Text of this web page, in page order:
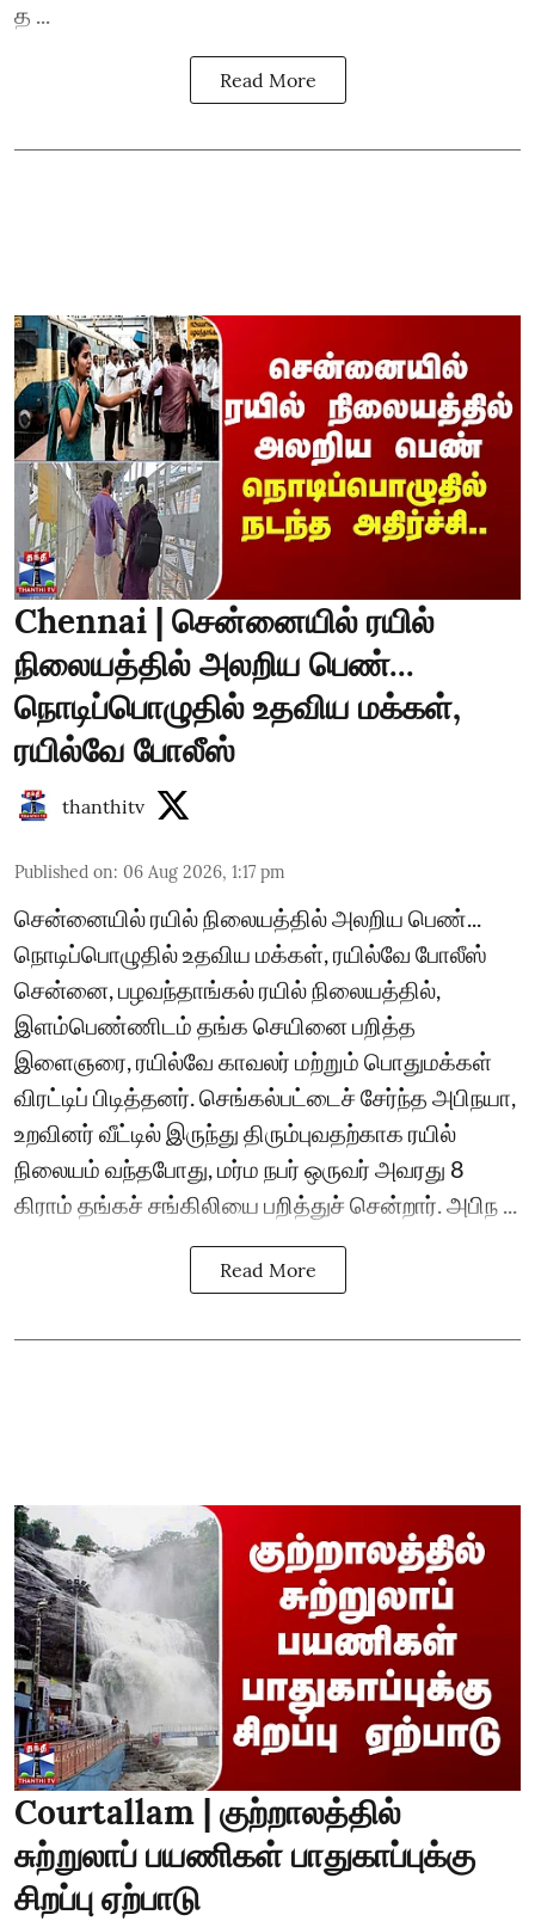
த ...
Read More
Chennai | சென்னையில் ரயில்
நிலையத்தில் அலறிய பெண்...
நொடிப்பொழுதில் உதவிய மக்கள்,
ரயில்வே போலீஸ்
thanthitv
Published on: 06 Aug 2026, 1:17 pm
சென்னையில் ரயில் நிலையத்தில் அலறிய பெண்...
நொடிப்பொழுதில் உதவிய மக்கள், ரயில்வே போலீஸ்
சென்னை, பழவந்தாங்கல் ரயில் நிலையத்தில்,
இளம்பெண்ணிடம் தங்க செயினை பறித்த
இளைஞரை, ரயில்வே காவலர் மற்றும் பொதுமக்கள்
விரட்டிப் பிடித்தனர். செங்கல்பட்டைச் சேர்ந்த அபிநயா,
உறவினர் வீட்டில் இருந்து திரும்புவதற்காக ரயில்
நிலையம் வந்தபோது, மர்ம நபர் ஒருவர் அவரது 8
கிராம் தங்கச் சங்கிலியை பறித்துச் சென்றார். அபிந ...
Read More
Courtallam | குற்றாலத்தில்
சுற்றுலாப் பயணிகள் பாதுகாப்புக்கு
சிறப்பு ஏற்பாடு